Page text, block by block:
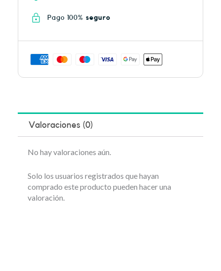
Pago 100% seguro
Valoraciones (0)
No hay valoraciones aún.
Solo los usuarios registrados que hayan
comprado este producto pueden hacer una
valoración.